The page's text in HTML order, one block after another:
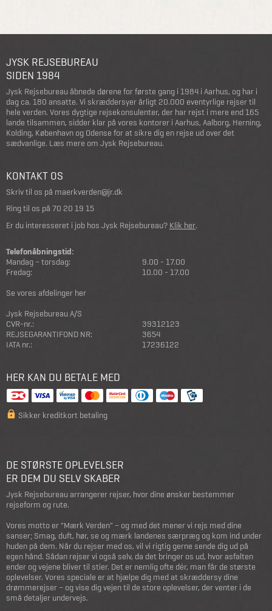
JYSK REJSEBUREAU
SIDEN 1984
Jysk Rejsebureau åbnede dørene for første gang i 1984 i Aarhus, og har i
dag ca. 180 ansatte. Vi skræddersyer årligt 20.000 eventyrlige rejser til
hele verden. Vores dygtige rejsekonsulenter, der har rejst i mere end 165
lande tilsammen, sidder klar på vores kontorer i Aarhus, Aalborg, Herning,
Kolding, København og Odense for at sikre dig en rejse ud over det
sædvanlige. Læs mere om Jysk Rejsebureau.
KONTAKT OS
Skriv til os på maerkverden@jr.dk
Ring til os på 70 20 19 15
Er du interesseret i job hos Jysk Rejsebureau? Klik her.
Telefonåbningstid:
Mandag – torsdag:
9.00 - 17.00
Fredag:
10.00 - 17.00
Se vores afdelinger her
Jysk Rejsebureau A/S
CVR-nr.:
39312123
REJSEGARANTIFOND NR:
3654
IATA nr.:
17236122
HER KAN DU BETALE MED
Sikker kreditkort betaling
DE STØRSTE OPLEVELSER
ER DEM DU SELV SKABER
Jysk Rejsebureau arrangerer rejser, hvor dine ønsker bestemmer
rejseform og rute.
Vores motto er "Mærk Verden" – og med det mener vi rejs med dine
sanser; Smag, duft, hør, se og mærk landenes særpræg og kom ind under
huden på dem. Når du rejser med os, vil vi rigtig gerne sende dig ud på
egen hånd. Sådan rejser vi også selv, da det bringer os ud, hvor asfalten
ender og vejene bliver til stier. Det er nemlig ofte dér, man får de største
oplevelser. Vores speciale er at hjælpe dig med at skræddersy dine
drømmerejser – og vise dig vejen til de store oplevelser, der venter i de
små detaljer undervejs.